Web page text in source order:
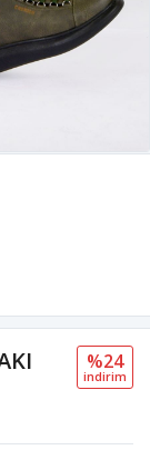
%24
i̇ndi̇ri̇m